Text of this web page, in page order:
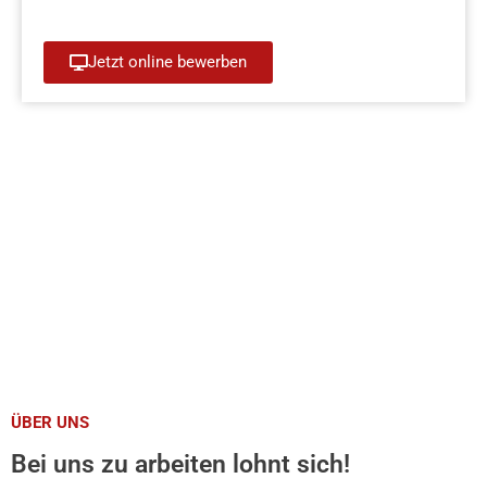
Jetzt online bewerben
ÜBER UNS
Bei uns zu arbeiten lohnt sich!​